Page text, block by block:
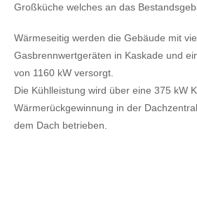
Großküche welches an das
Wärmeseitig werden die Gebäude mit
Gasbrennwertgeräten in Kaskade und
von 1160 kW versorgt.
Die Kühlleistung wird über eine 375 kW
Wärmerückgewinnung in der
dem Dach betrieben.